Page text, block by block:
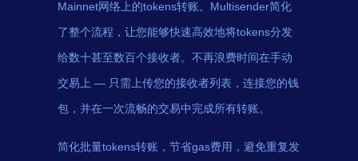
Mainnet网络上的tokens转账。Multisender简化
了整个流程，让您能够快速高效地将tokens分发
给数十甚至数百个接收者。不再浪费时间在手动
交易上 — 只需上传您的接收者列表，连接您的钱
包，并在一次流畅的交易中完成所有转账。
简化批量tokens转账，节省gas费用，避免重复发